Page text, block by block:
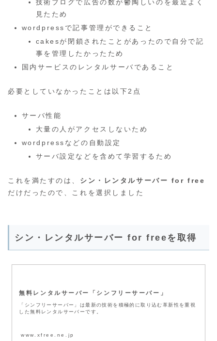
技術ブログで広告の数が鬱陶しいのを最近よく
見たため
wordpressで記事管理ができること
cakesが閉鎖されたことがあったので自分で記
事を管理したかったため
国内サービスのレンタルサーバであること
必要としていなかったことは以下2点
サーバ性能
大量の人がアクセスしないため
wordpressなどの自動設定
サーバ設定などを含めて学習するため
これを満たすのは、 シン・レンタルサーバー for free
だけだったので、これを選択しました
シン・レンタルサーバー for freeを取得
無料レンタルサーバー「シンフリーサーバー」
「シンフリーサーバー」は最新の技術を積極的に取り込む革新性を重視
した無料レンタルサーバーです。
www.xfree.ne.jp